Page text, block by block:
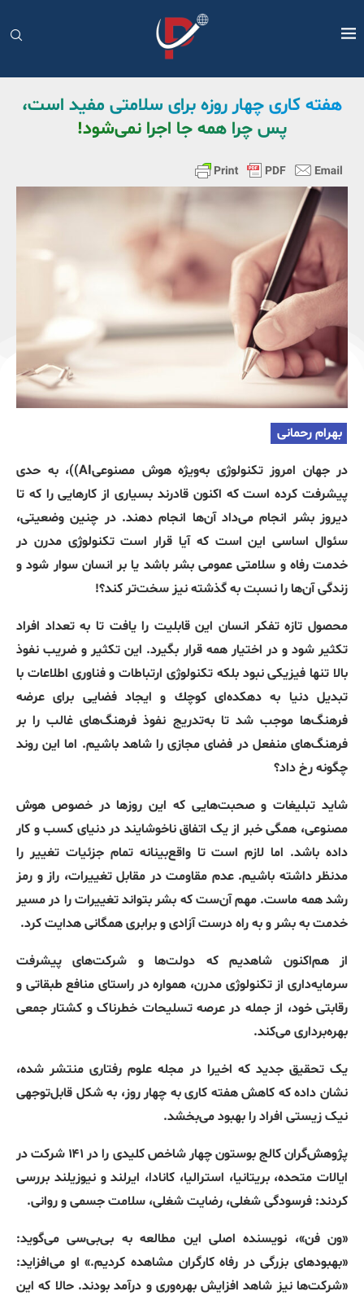
هفته کاری چهار روزه برای سلامتی مفید است،
پس چرا همه جا اجرا نمی‌شود!
بهرامرحمانی
در جهان امروز تکنولوژی به‌ویژههوش مصنوعیAI)
)، به حدی
پیشرفت کرده است که اکنون قادرند بسیاری از کارهایی را که تا
دیروز بشر انجام می‌داد آن‌ها انجام دهند.در چنین وضعیتی،
سئوال اساسی این است که آیا قرار است تکنولوژی مدرن در
خدمت رفاه و سلامتی عمومی بشر باشد یا بر انسان سوار شود و
زندگی آن‌ها را نسبت به گذشته نیز سخت‌تر کند؟!
محصول تازه تفكر انسان اين قابليت را يافت تا به تعداد افراد
تكثير شود و در اختيار همه قرار بگيرد. اين تكثير و ضريب نفوذ
بالا تنها فيزيكی نبود بلكه تكنولوژی ارتباطات و فناوری اطلاعات با
تبديل دنيا به دهكده‌ای كوچك و ايجاد فضايی برای عرضه
فرهنگ‌ها موجب شد تا به‌تدریج نفوذ فرهنگ‌های غالب را بر
فرهنگ‌های منفعل در فضای مجازی را شاهد باشيم. اما اين روند
چگونه رخ داد؟
شاید تبلیغات و صحبت‌هایی که این روزها در خصوص هوش
مصنوعی، همگی خبر از یک اتفاق ناخوشایند در دنیای کسب و کار
داده باشد. اما لازم است تا واقع‌بینانه تمام جزئیات تغییر را
مدنظر داشته باشیم.عدم مقاومت در مقابل تغییرات، راز و رمز
رشد همه ماست. مهم آن‌ست که بشر بتواند تغییرات را در مسیر
خدمت به بشر و به راه درست آزادی و برابری همگانی هدایت کرد.
از هم‌اکنون شاهدیم که دولت‌ها و شرکت‌های پیشرفت
سرمایه‌داری از تکنولوژی مدرن، همواره در راستای منافع طبقاتی و
رقابتی خود، از جمله در عرصه تسلیحات خطرناک و کشتار جمعی
بهره‌برداری می‌کند.
یک تحقیق جدید که اخیرا در مجله علوم رفتاری منتشر شده،
نشان داده که کاهش هفته کاری به چهار روز، به شکل قابل‌توجهی
نیک زیستی افراد را بهبود می‌بخشد.
پژوهش‌گران کالج بوستون چهار شاخص کلیدی را در ۱۴۱ شرکت در
ایالات متحده، بریتانیا، استرالیا، کانادا، ایرلند و نیوزیلند بررسی
کردند: فرسودگی شغلی، رضایت شغلی، سلامت جسمی و روانی.
«ون فن»، نویسنده اصلی این مطالعه به بی‌بی‌سی می‌گوید:
«بهبودهای بزرگی در رفاه کارگران مشاهده کردیم.» او می‌افزاید:
«شرکت‌ها نیز شاهد افزایش بهره‌وری و درآمد بودند.حالا که این